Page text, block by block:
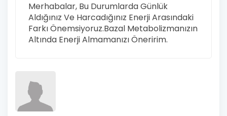
Merhabalar, Bu Durumlarda Günlük
Aldığınız Ve Harcadığınız Enerji Arasındaki
Farkı Önemsiyoruz.Bazal Metabolizmanızın
Altında Enerji Almamanızı Öneririm.